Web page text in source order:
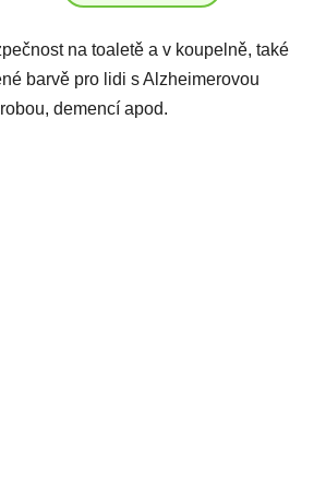
na toaletě a v koupelně, také
barvě pro lidi s Alzheimerovou
demencí apod.